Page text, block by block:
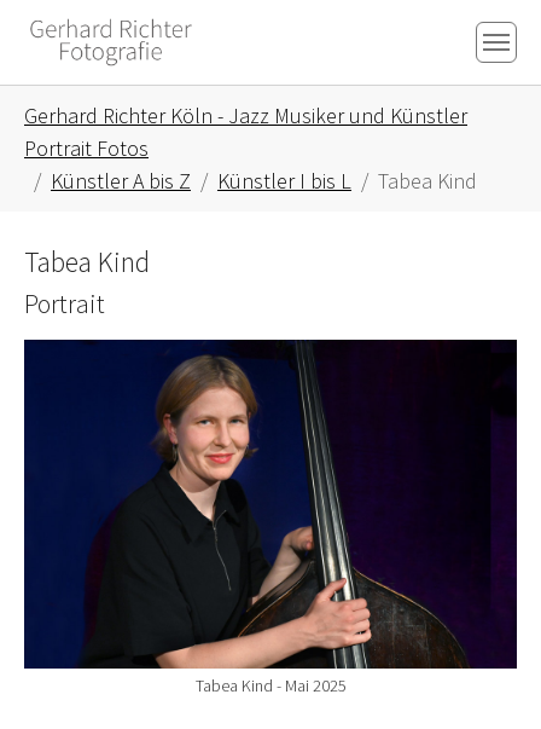
Skip to main content
Skip to page footer
Gerhard Richter Köln - Jazz Musiker und Künstler
Portrait Fotos
Künstler A bis Z
Künstler I bis L Tabea Kind
Tabea Kind
Portrait
Show larger version for:
Tabea Kind - Mai 2025